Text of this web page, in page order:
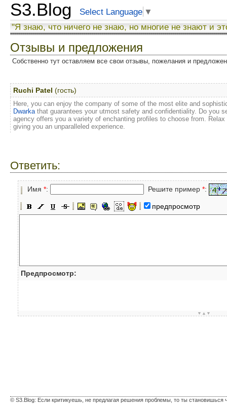
S3.Blog Select Language ▼
"Я знаю, что ничего не знаю, но многие не знают и
Отзывы и предложения
Собственно тут оставляем все свои отзывы, пожелания и
Ruchi Patel (гость)
Here, you can enjoy the company of some of the most elite and
Dwarkathat guarantees your utmost safety and confidentiality. Do you
agency offers you a variety of enchanting profiles to choose from.
giving you an unparalleled experience.
Ответить:
Имя *: Решите пример *:
предпросмотр
Предпросмотр:
▼▲▼
© S3.Blog: Если критикуешь, не предлагая решения проблемы, то ты становишься